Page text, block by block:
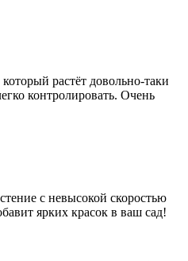
растёт довольно-таки
контролировать. Очень
с невысокой скоростью
ярких красок в ваш сад!